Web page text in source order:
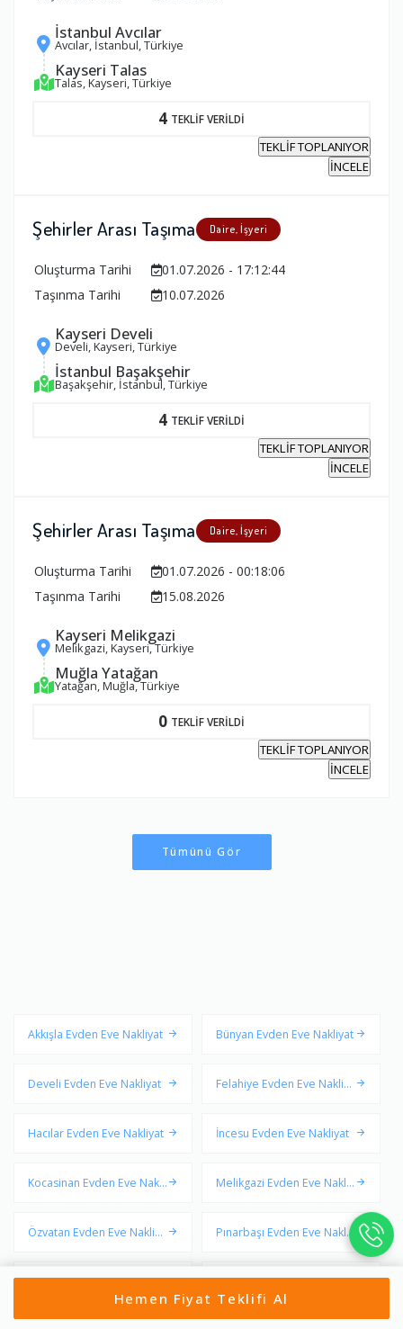
İstanbul Avcılar
Avcılar, İstanbul, Türkiye
Kayseri Talas
Talas, Kayseri, Türkiye
4 TEKLİF VERİLDİ
TEKLİF TOPLANIYOR
İNCELE
Şehirler Arası Taşıma Daire, İşyeri
Oluşturma Tarihi
01.07.2026 - 17:12:44
Taşınma Tarihi
10.07.2026
Kayseri Develi
Develi, Kayseri, Türkiye
İstanbul Başakşehir
Başakşehir, İstanbul, Türkiye
4 TEKLİF VERİLDİ
TEKLİF TOPLANIYOR
İNCELE
Şehirler Arası Taşıma Daire, İşyeri
Oluşturma Tarihi
01.07.2026 - 00:18:06
Taşınma Tarihi
15.08.2026
Kayseri Melikgazi
Melikgazi, Kayseri, Türkiye
Muğla Yatağan
Yatağan, Muğla, Türkiye
0 TEKLİF VERİLDİ
TEKLİF TOPLANIYOR
İNCELE
Tümünü Gör
Akkışla Evden Eve Nakliyat Bünyan Evden Eve Nakliyat
Develi Evden Eve Nakliyat
Felahiye Evden Eve Nakliya
Hacılar Evden Eve Nakliyat
İncesu Evden Eve Nakliyat
Kocasinan Evden Eve Nakli
Melikgazi Evden Eve Nakliy
Özvatan Evden Eve Nakliya
Pınarbaşı Evden Eve Nakliy
Sarıoğlan Evden Eve Nakliy
Sarız Evden Eve Nakliyat
Hemen Fiyat Teklifi Al